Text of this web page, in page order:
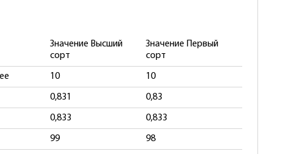
Значение Высший
сорт
Значение Первый
сорт
10 10
0,831 0,83
0,833 0,833
99 98